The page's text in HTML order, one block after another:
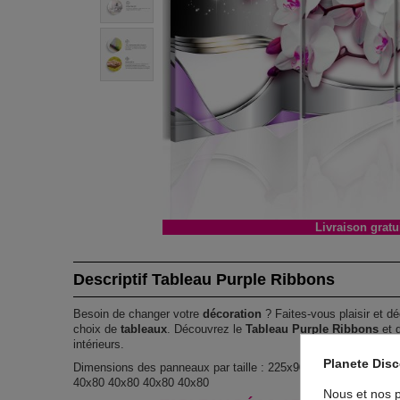
Livraison
Descriptif Tableau Purple Ribbons
Besoin de changer votredécoration ? Faites-vous plaisir et
choix detableaux . Découvrez leTableau Purple Ribbons et
intérieurs.
Dimensions des panneaux par taille : 225x90 : 45x90 45x90
40x80 40x80 40x80 40x80
Planete
Nous et nos